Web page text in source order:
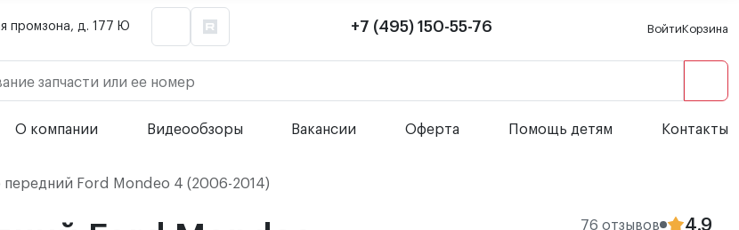
промзона, д. 177 Ю +7 (495) 150-55-76 ВойтиКорзина
запчасти или ее номер
О компании Видеообзоры Вакансии Оферта Помощь детям Контакты
Ford Mondeo 4 (2006-2014)
76 отзывов 4.9